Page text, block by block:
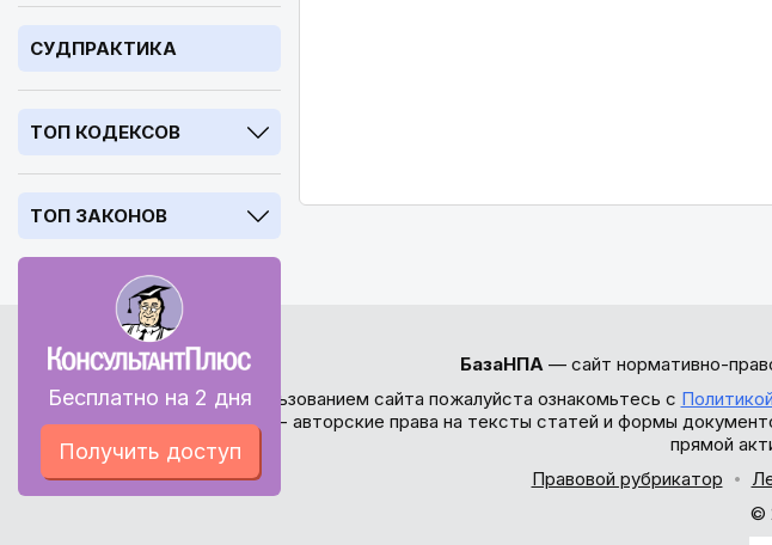
СУДПРАКТИКА
ТОП КОДЕКСОВ
ТОП ЗАКОНОВ
Бесплатно на 2 дня
Получить доступ
БазаНПА— сайт нормативно-
Перед использованием сайта пожалуйста ознакомьтесь с
внимание - авторские права на тексты статей и формы
прямой
Правовой рубрикатор
©